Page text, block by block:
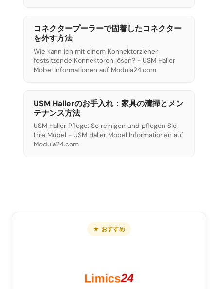
コネクタープーラーで固着したコネクター
を外す方法
Wie kann ich mit einem Konnektorzieher
festsitzende Konnektoren lösen? - USM Haller
Möbel Informationen auf Modula24.com
USM Hallerのお手入れ：家具の清掃とメン
テナンス方法
USM Haller Pflege: So reinigen und pflegen Sie
Ihre Möbel - USM Haller Möbel Informationen auf
Modula24.com
★ おすすめ